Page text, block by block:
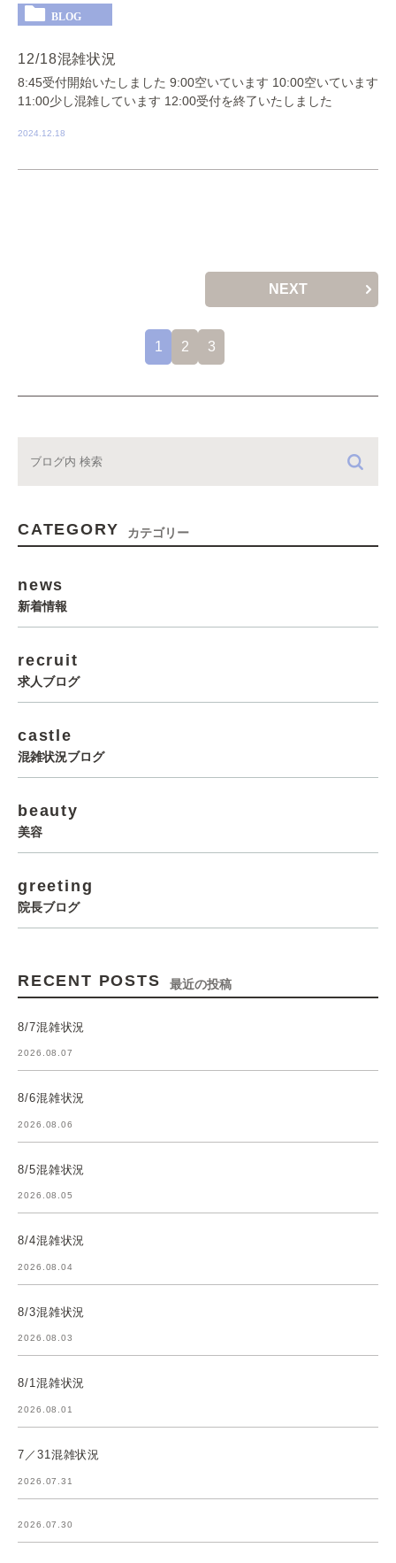
BLOG
12/18混雑状況
8:45受付開始いたしました 9:00空いています 10:00空いています
11:00少し混雑しています 12:00受付を終了いたしました
2024.12.18
1 2 3
NEXT
CATEGORY カテゴリー
news
新着情報
recruit
求人ブログ
castle
混雑状況ブログ
beauty
美容
greeting
院長ブログ
RECENT POSTS 最近の投稿
8/7混雑状況
2026.08.07
8/6混雑状況
2026.08.06
8/5混雑状況
2026.08.05
8/4混雑状況
2026.08.04
8/3混雑状況
2026.08.03
8/1混雑状況
2026.08.01
7／31混雑状況
2026.07.31
2026.07.30